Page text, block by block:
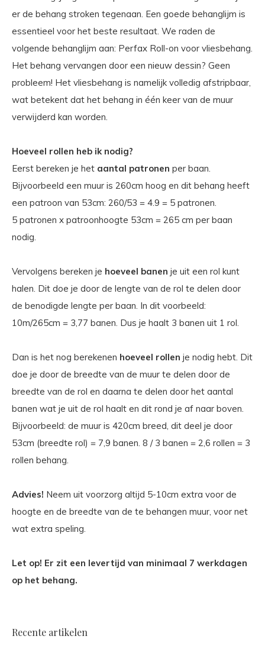
er de behang stroken tegenaan. Een goede behanglijm is
essentieel voor het beste resultaat. We raden de
volgende behanglijm aan: Perfax Roll-on voor vliesbehang.
Het behang vervangen door een nieuw dessin? Geen
probleem! Het vliesbehang is namelijk volledig afstripbaar,
wat betekent dat het behang in één keer van de muur
verwijderd kan worden.
Hoeveel rollen heb ik nodig?
Eerst bereken je het aantal patronen per baan.
Bijvoorbeeld een muur is 260cm hoog en dit behang heeft
een patroon van 53cm: 260/53 = 4.9 = 5 patronen.
5 patronen x patroonhoogte 53cm = 265 cm per baan
nodig.
Vervolgens bereken je hoeveel banen je uit een rol kunt
halen. Dit doe je door de lengte van de rol te delen door
de benodigde lengte per baan. In dit voorbeeld:
10m/265cm = 3,77 banen. Dus je haalt 3 banen uit 1 rol.
Dan is het nog berekenen hoeveel rollen je nodig hebt. Dit
doe je door de breedte van de muur te delen door de
breedte van de rol en daarna te delen door het aantal
banen wat je uit de rol haalt en dit rond je af naar boven.
Bijvoorbeeld: de muur is 420cm breed, dit deel je door
53cm (breedte rol) = 7,9 banen. 8 / 3 banen = 2,6 rollen = 3
rollen behang.
Advies! Neem uit voorzorg altijd 5-10cm extra voor de
hoogte en de breedte van de te behangen muur, voor net
wat extra speling.
Let op! Er zit een levertijd van minimaal 7 werkdagen
op het behang.
Recente artikelen